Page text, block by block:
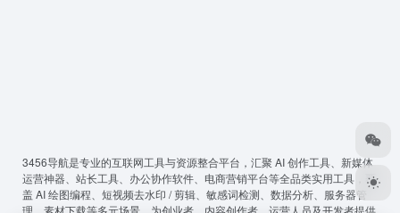
3456导航是专业的互联网工具与资源整合平台，汇聚 AI 创作工具、新媒体
运营神器、站长工具、办公协作软件、电商营销平台等全品类实用工具，覆
盖 AI 绘图编程、短视频去水印 / 剪辑、敏感词检测、数据分析、服务器管
理、素材下载等多元场景，为创业者、内容创作者、运营人员及开发者提供